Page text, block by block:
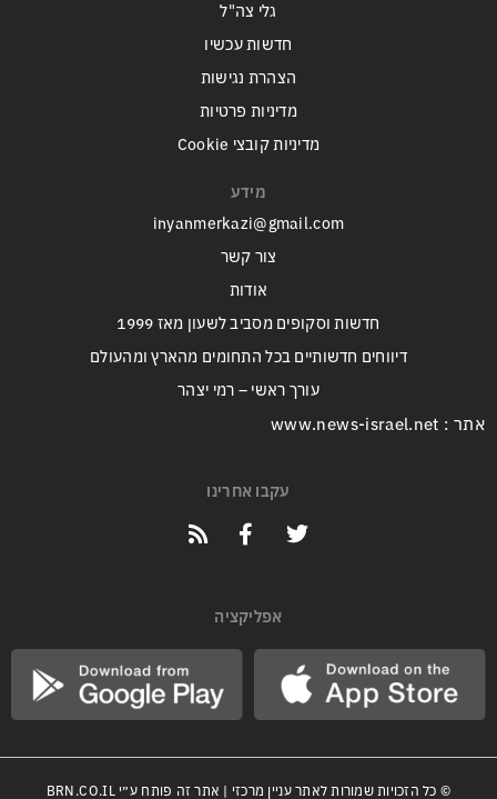
גלי צה"ל
חדשות עכשיו
הצהרת נגישות
מדיניות פרטיות
מדיניות קובצי Cookie
מידע
inyanmerkazi@gmail.com
צור קשר
אודות
חדשות וסקופים מסביב לשעון מאז 1999
דיווחים חדשותיים בכל התחומים מהארץ ומהעולם
עורך ראשי – רמי יצהר
אתר : www.news-israel.net
עקבו אחרינו
אפליקציה
© כל הזכויות שמורות לאתר עניין מרכזי | אתר זה פותח ע״יBRN.CO.IL